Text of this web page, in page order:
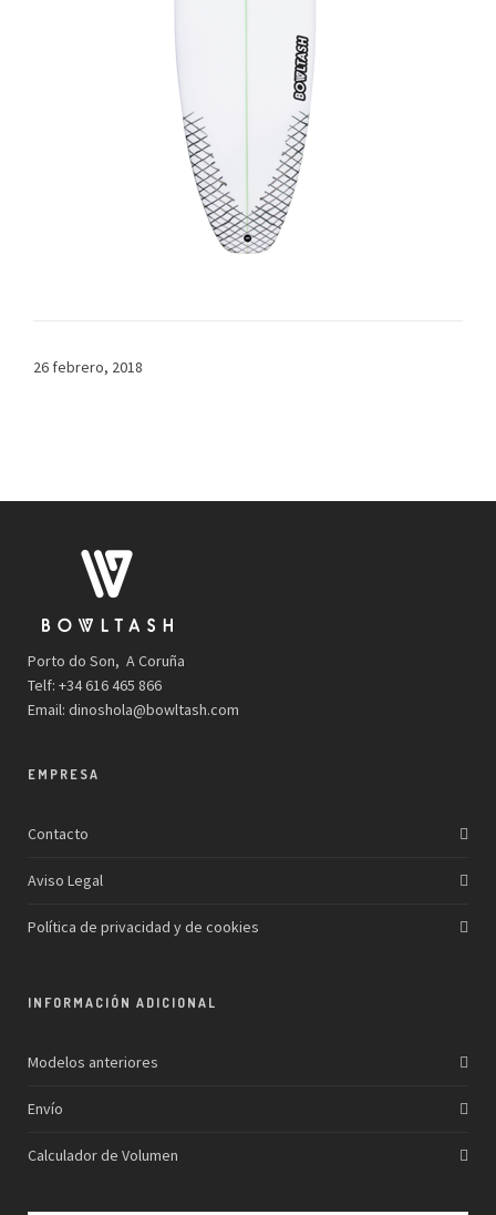
26 febrero, 2018
Porto do Son, A Coruña
Telf: +34 616 465 866
Email: dinoshola@bowltash.com
EMPRESA
Contacto
Aviso Legal
Política de privacidad y de cookies
INFORMACIÓN ADICIONAL
Modelos anteriores
Envío
Calculador de Volumen